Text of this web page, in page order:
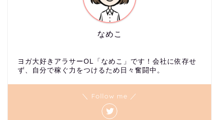
なめこ
ヨガ大好きアラサーOL「なめこ」です！会社に依存せ
ず、自分で稼ぐ力をつけるため日々奮闘中。
＼ Follow me ／